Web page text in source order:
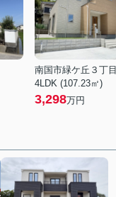
南国市緑ケ丘３丁目
4LDK (107.23㎡)
3,298万円